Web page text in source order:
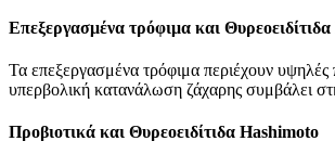
Επεξεργασμένα τρόφιμα και
Τα επεξεργασμένα τρόφιμα περιέχουν
υπερβολική κατανάλωση ζάχαρης συμβάλει
Προβιοτικά και Θυρεοειδίτιδα Hashimoto